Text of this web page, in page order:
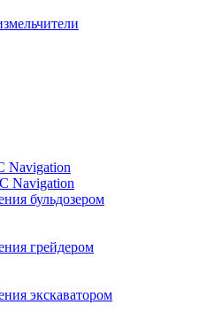
Navigation
Navigation
бульдозером
грейдером
экскаватором